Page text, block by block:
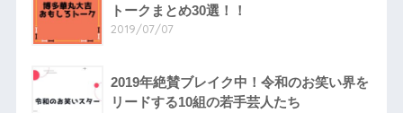
トークまとめ30選！！
2019/07/07
2019年絶賛ブレイク中！令和のお笑い界を
リードする10組の若手芸人たち